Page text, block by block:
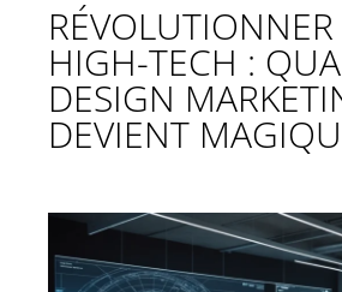
RÉVOLUTIONNER
HIGH-TECH :
DESIGN
DEVIENT